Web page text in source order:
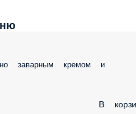
заварным кремом и
В